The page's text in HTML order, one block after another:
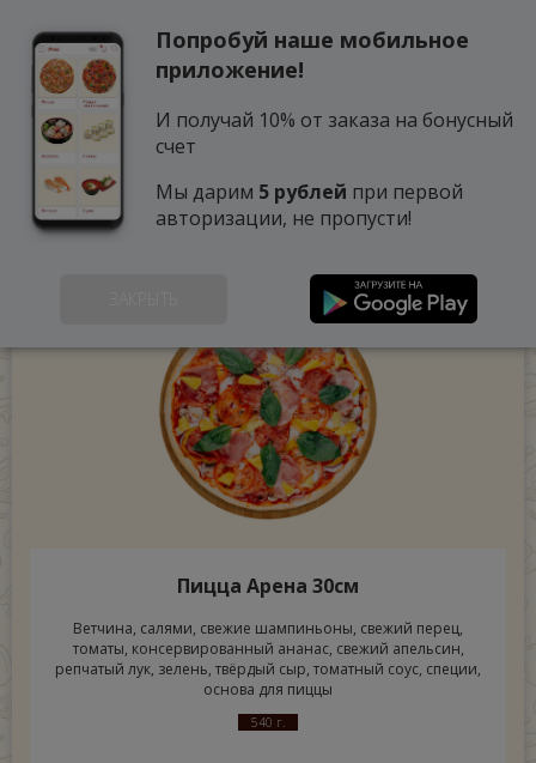
Пицца Арена 30см
Ветчина, салями, свежие шампиньоны, свежий перец,
томаты, консервированный ананас, свежий апельсин,
репчатый лук, зелень, твёрдый сыр, томатный соус, специи,
основа для пиццы
540 г.
Попробуй наше мобильное
приложение!
И получай 10% от заказа на бонусный
счет
Мы дарим 5 рублей при первой
авторизации, не пропусти!